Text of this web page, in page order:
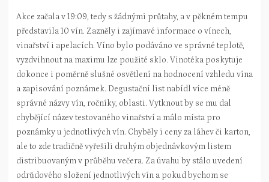
Akce začala v 19:09, tedy s žádnými průtahy, a v pěkném tempu
představila 10 vín. Zazněly i zajímavé informace o vínech,
vinařství i apelacích. Víno bylo podáváno ve správné teplotě,
vyzdvihnout na maximu lze použité sklo. Vinotéka poskytuje
dokonce i poměrně slušné osvětlení na hodnocení vzhledu vína
a zapisování poznámek. Degustační list nabídl více méně
správné názvy vín, ročníky, oblasti. Vytknout by se mu dal
chybějící název testovaného vinařství a málo místa pro
poznámky u jednotlivých vín. Chyběly i ceny za láhev či karton,
ale to zde tradičně vyřešili druhým objednávkovým listem
distribuovaným v průběhu večera. Za úvahu by stálo uvedení
odrůdového složení jednotlivých vín a pokud bychom se